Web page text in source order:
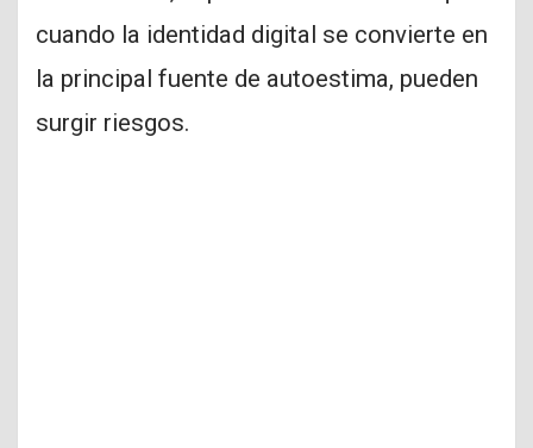
cuando la identidad digital se convierte en
la principal fuente de autoestima, pueden
surgir riesgos.